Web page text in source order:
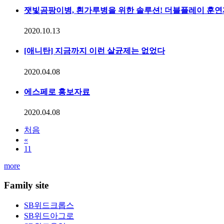
잿빛곰팡이병, 흰가루병을 위한 솔루션! 더블플레이 훈연
2020.10.13
[애니탄] 지금까지 이런 살균제는 없었다
2020.04.08
에스페로 홍보자료
2020.04.08
처음
«
11
more
Family site
SB위드크롭스
SB위드아그로